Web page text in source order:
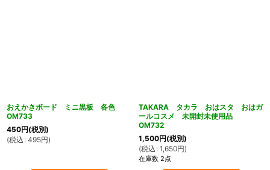
おえかきボード ミニ黒板 各色
OM733
450円(税別)
(税込 : 495円)
TAKARA タカラ おはスタ おはガ
ールコスメ 未開封未使用品
OM732
1,500円(税別)
(税込 : 1,650円)
在庫数 2点